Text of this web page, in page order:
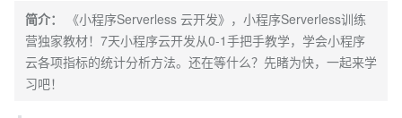
简介：
《小程序Serverless 云开发》，小程序Serverless训练
营独家教材！7天小程序云开发从0-1手把手教学，学会小程序
云各项指标的统计分析方法。还在等什么？先睹为快，一起来学
习吧！